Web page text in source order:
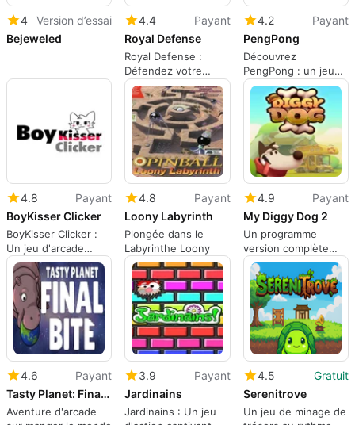
4
Version d’essai
Bejeweled
4.4
Payant
Royal Defense
Royal Defense :
Défendez votre
château des trolls
4.2
Payant
PengPong
Découvrez
PengPong : un jeu
arcade captivant
4.8
Payant
BoyKisser Clicker
BoyKisser Clicker :
Un jeu d'arcade
captivant
4.8
Payant
Loony Labyrinth
Plongée dans le
Labyrinthe Loony
4.9
Payant
My Diggy Dog 2
Un programme
version complète
pour Mac, par King
Bird Games.
4.6
Payant
Tasty Planet: Final Bite
Aventure d'arcade
3.9
Payant
Jardinains
Jardinains : Un jeu
4.5
Gratuit
Serenitrove
Un jeu de minage de